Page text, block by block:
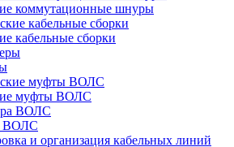
коммутационные шнуры
кабельные сборки
муфты ВОЛС
ВОЛС